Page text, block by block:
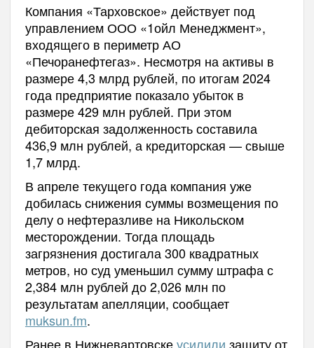
Компания «Тарховское» действует под
управлением ООО «1ойл Менеджмент»,
входящего в периметр АО
«Печоранефтегаз». Несмотря на активы в
размере 4,3 млрд рублей, по итогам 2024
года предприятие показало убыток в
размере 429 млн рублей. При этом
дебиторская задолженность составила
436,9 млн рублей, а кредиторская — свыше
1,7 млрд.
В апреле текущего года компания уже
добилась снижения суммы возмещения по
делу о нефтеразливе на Никольском
месторождении. Тогда площадь
загрязнения достигала 300 квадратных
метров, но суд уменьшил сумму штрафа с
2,384 млн рублей до 2,026 млн по
результатам апелляции, сообщает
muksun.fm.
Ранее в Нижневартовскеусилили защиту от